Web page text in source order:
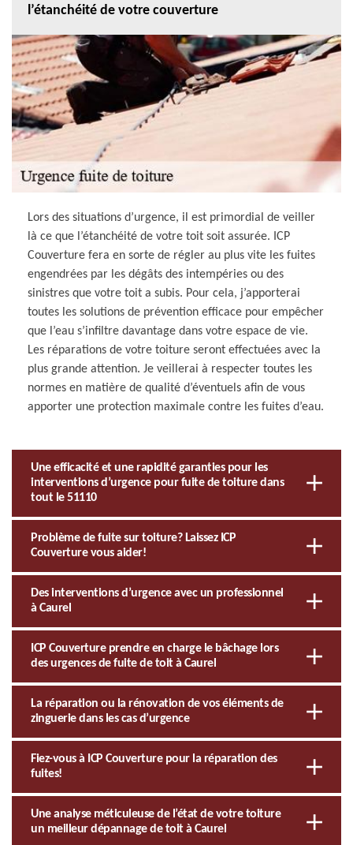
l’étanchéité de votre couverture
Lors des situations d’urgence, il est primordial de veiller
là ce que l’étanchéité de votre toit soit assurée. ICP
Couverture fera en sorte de régler au plus vite les fuites
engendrées par les dégâts des intempéries ou des
sinistres que votre toit a subis. Pour cela, j’apporterai
toutes les solutions de prévention efficace pour empêcher
que l’eau s’infiltre davantage dans votre espace de vie.
Les réparations de votre toiture seront effectuées avec la
plus grande attention. Je veillerai à respecter toutes les
normes en matière de qualité d’éventuels afin de vous
apporter une protection maximale contre les fuites d’eau.
Une efficacité et une rapidité garanties pour les
interventions d’urgence pour fuite de toiture dans
tout le 51110
Problème de fuite sur toiture? Laissez ICP
Couverture vous aider!
Des interventions d’urgence avec un professionnel
à Caurel
ICP Couverture prendre en charge le bâchage lors
des urgences de fuite de toit à Caurel
La réparation ou la rénovation de vos éléments de
zinguerie dans les cas d’urgence
Fiez-vous à ICP Couverture pour la réparation des
fuites!
Une analyse méticuleuse de l’état de votre toiture
un meilleur dépannage de toit à Caurel